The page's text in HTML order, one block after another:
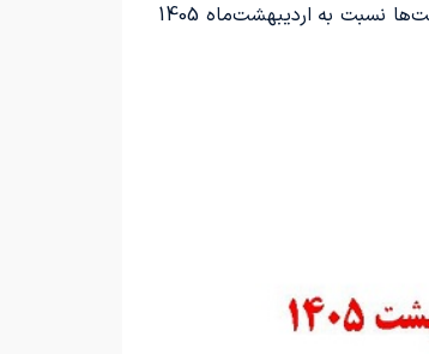
در به‌روزرسانی اخیر ایران خودرو، افزایش چشمگیری در قیمت‌ها مشاهده نمی‌شود و تنها به دلیل تغییرات در هزینه‌های قانونی، قیمت‌ها نسبت به اردیبهشت‌ماه 1405